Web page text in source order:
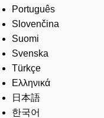
Português
Slovenčina
Suomi
Svenska
Türkçe
Ελληνικά
日本語
한국어